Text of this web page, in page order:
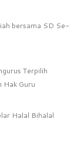
bersama SD Se-
Terpilih
Guru
Halal Bihalal